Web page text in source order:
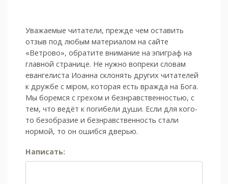
Уважаемые читатели, прежде чем оставить
отзыв под любым материалом на сайте
«Ветрово», обратите внимание на эпиграф на
главной странице. Не нужно вопреки словам
евангелиста Иоанна склонять других читателей
к дружбе с мiром, которая есть вражда на Бога.
Мы боремся с грехом и без­нрав­ствен­ностью, с
тем, что ведёт к погибели души. Если для кого-
то безобразие и безнравственность стали
нормой, то он ошибся дверью.
Написать: